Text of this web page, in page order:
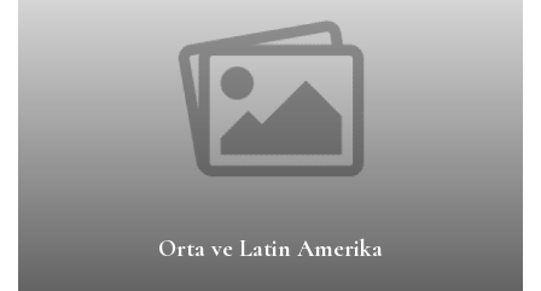
Orta ve Latin Amerika